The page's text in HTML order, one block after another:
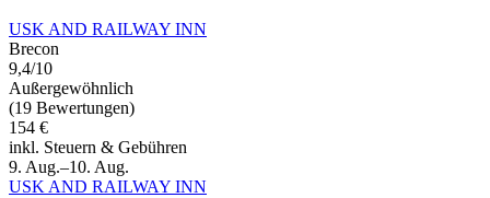
USK AND RAILWAY INN
Brecon
9,4/10
Außergewöhnlich
(19 Bewertungen)
154 €
inkl. Steuern & Gebühren
9. Aug.–10. Aug.
USK AND RAILWAY INN